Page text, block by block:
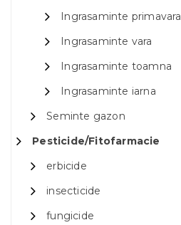
Ingrasaminte primavara
Ingrasaminte vara
Ingrasaminte toamna
Ingrasaminte iarna
Seminte gazon
Pesticide/Fitofarmacie
erbicide
insecticide
fungicide